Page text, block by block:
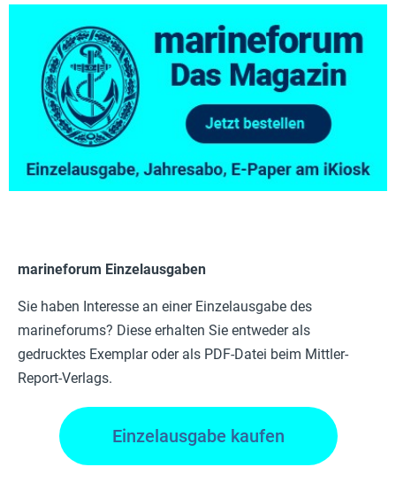
marineforum Einzelausgaben
Sie haben Interesse an einer Einzelausgabe des
marineforums? Diese erhalten Sie entweder als
gedrucktes Exemplar oder als PDF-Datei beim Mittler-
Report-Verlags.
Einzelausgabe kaufen